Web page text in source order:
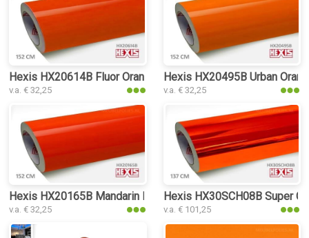
Hexis HX20614B Fluor Orange Gloss interieurfolie
v.a. € 32,25
Hexis HX20495B Urban
v.a. € 32,25
Hexis HX20165B Mandarin Red Gloss interieurfolie
v.a. € 32,25
Hexis HX30SCH08B Super
v.a. € 101,25